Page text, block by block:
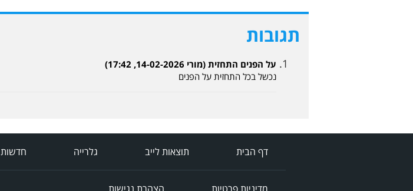
תגובות
על הפנים התחזית (מורי 14-02-2026, 17:42)
נכשל בכל התחזית על הפנים
דף הבית תוצאות לייב גלרייה חדשות